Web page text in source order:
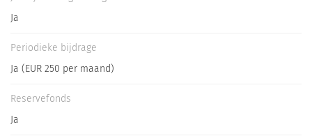
Ja
Periodieke bijdrage
Ja (EUR 250 per maand)
Reservefonds
Ja